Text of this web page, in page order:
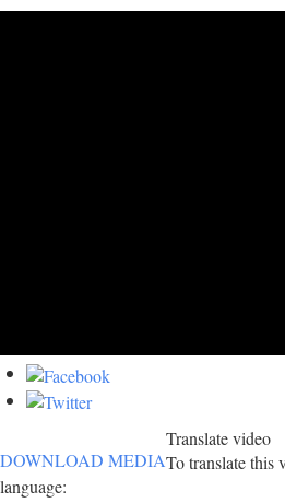
DOWNLOAD MEDIA
Translate video
To translate this
language: